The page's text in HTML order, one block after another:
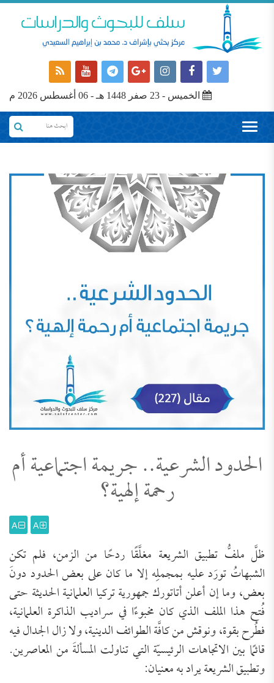
الخميس - 23 صفر 1448 هـ - 06 أغسطس 2026 م
الحدود الشرعية.. جريمة اجتماعية أم
رحمة إلهية؟
A
A
ظلَّ ملفُّ تطبيق الشريعة مغلَّقًا ردحًا من الزمن، فلم تكن
الشبهاتُ تورَد عليه بمجملِه إلا ما كان على بعض الحدود دونَ
بعض، وما إن أعلن أتاتورك جمهورية تركيا العلمانية الحديثة حتى
فُتح هذا الملف الذي كان مخبوءًا في سراديب الذاكرة العلمانية،
فطُرح بقوة، ونوقش من كافَّة الطوائف الدينية، ولا زال الجدال فيه
قائمًا بين الاتجاهات الرئيسيّة التي تناولت المسألةَ من المعاصرين.
وتطبيق الشريعة يراد به معنيان: